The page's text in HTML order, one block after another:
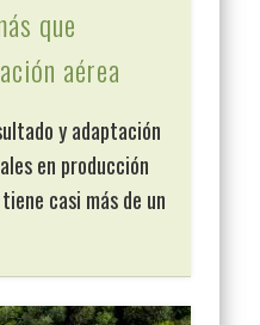
que
aérea
y adaptación
en producción
casi más de un